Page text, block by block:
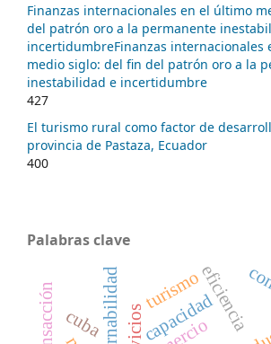
Finanzas internacionales en el último
del patrón oro a la permanente
incertidumbreFinanzas internacionales
medio siglo: del fin del patrón oro a la
inestabilidad e incertidumbre
427
El turismo rural como factor de
provincia de Pastaza, Ecuador
400
Palabras clave
capacidadeficiencia
turismo
cuba